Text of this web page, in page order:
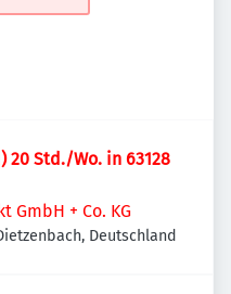
Std./Wo. in 63128
GmbH + Co. KG
Deutschland